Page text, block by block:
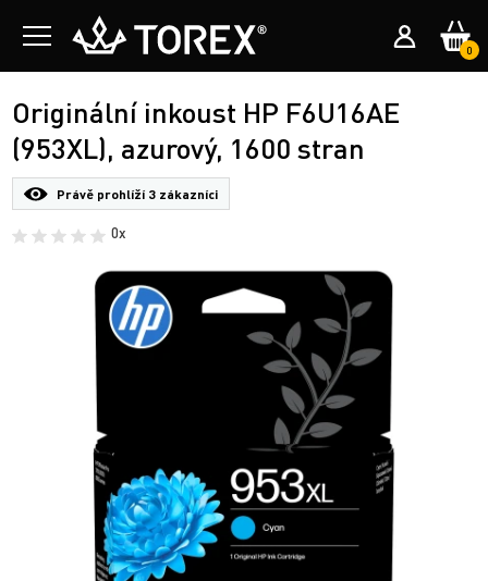
0
Originální inkoust HP F6U16AE
(953XL), azurový, 1600 stran
Právě prohlíží 3 zákazníci
0x